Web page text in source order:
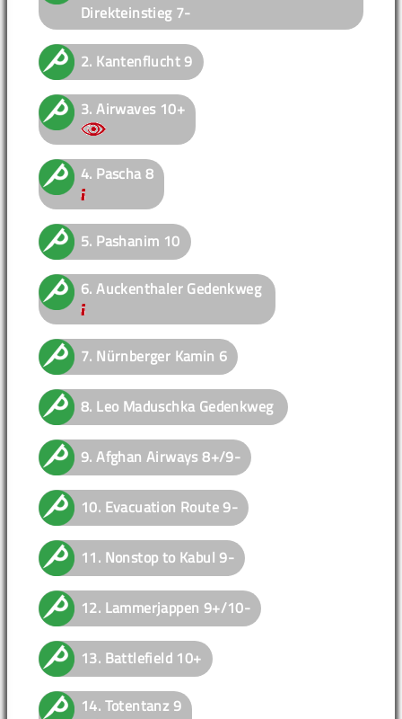
Direkteinstieg7-
2. Kantenflucht 9
3.Airwaves10+
4. Pascha8
5. Pashanim 10
6.Auckenthaler Gedenkweg
7. Nürnberger Kamin 6
8. Leo Maduschka Gedenkweg
9.Afghan Airways8+/9-
10. Evacuation Route 9-
11. Nonstop to Kabul 9-
12. Lammerjappen 9+/10-
13. Battlefield 10+
14. Totentanz 9